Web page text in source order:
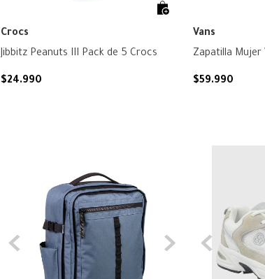
Crocs
Jibbitz Peanuts III Pack de 5 Crocs
$24.990
Vans
$59.990